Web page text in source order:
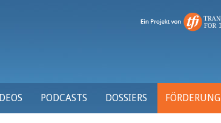
PODCASTS DOSSIERS FÖRDERUNG